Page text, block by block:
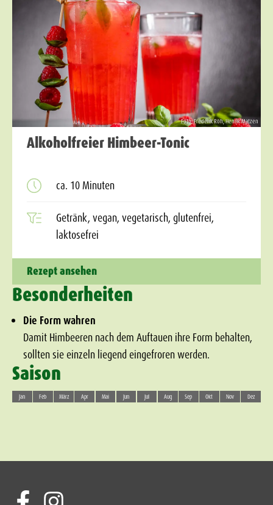
Foto: Frederik Röh, Henrik Matzen
Alkoholfreier Himbeer-Tonic
ca. 10 Minuten
Getränk, vegan, vegetarisch, glutenfrei,
laktosefrei
Rezept ansehen
Besonderheiten
Die Form wahren
Damit Himbeeren nach dem Auftauen ihre Form behalten,
sollten sie einzeln liegend eingefroren werden.
Saison
Jan Feb März Apr Mai Jun Jul Aug Sep Okt Nov Dez